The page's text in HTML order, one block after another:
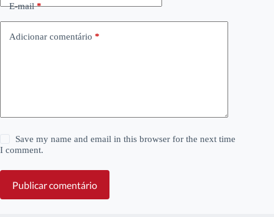
E-mail*
Adicionar comentário *
Save my name and email in this browser for the next time
I comment.
Publicar comentário